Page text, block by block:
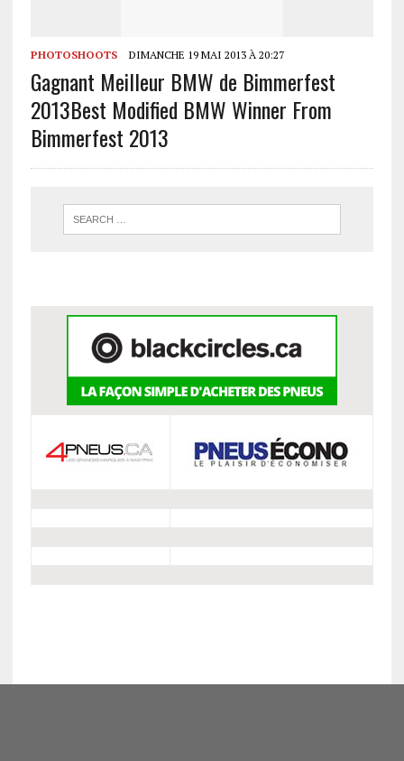
PHOTOSHOOTS DIMANCHE 19 MAI 2013 À 20:27
Gagnant Meilleur BMW de Bimmerfest
2013Best Modified BMW Winner From
Bimmerfest 2013